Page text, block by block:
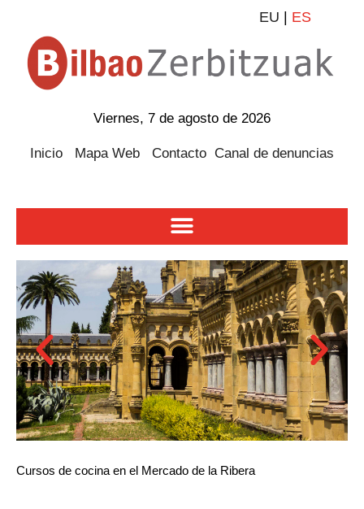
EU ES
Viernes, 7 de agosto de 2026
Inicio Mapa Web Contacto Canal de denuncias
Cursos de cocina en el Mercado de la Ribera